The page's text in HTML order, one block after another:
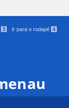
3 Ir para o rodapé 4